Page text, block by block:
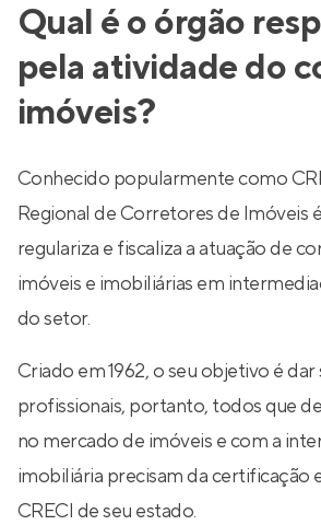
Qual é o órgão
pela atividade do
imóveis?
Conhecido popularmente como
Regional de Corretores de Imóveis
regulariza e fiscaliza a atuação de
imóveis e imobiliárias em
do setor.
Criado em 1962, o seu objetivo é
profissionais, portanto, todos que
no mercado de imóveis e com a
imobiliária precisam da certificação
CRECI de seu estado.